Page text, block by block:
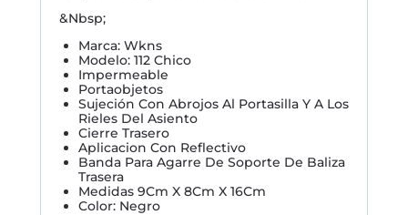
&Nbsp;
Marca: Wkns
Modelo: 112 Chico
Impermeable
Portaobjetos
Sujeción Con Abrojos Al Portasilla Y A Los
Rieles Del Asiento
Cierre Trasero
Aplicacion Con Reflectivo
Banda Para Agarre De Soporte De Baliza
Trasera
Medidas 9Cm X 8Cm X 16Cm
Color: Negro